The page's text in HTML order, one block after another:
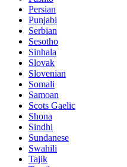
Persian
Punjabi
Serbian
Sesotho
Sinhala
Slovak
Slovenian
Somali
Samoan
Scots Gaelic
Shona
Sindhi
Sundanese
Swahili
Tajik